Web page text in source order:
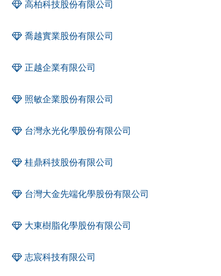
高柏科技股份有限公司
喬越實業股份有限公司
正越企業有限公司
照敏企業股份有限公司
台灣永光化學股份有限公司
桂鼎科技股份有限公司
台灣大金先端化學股份有限公司
大東樹脂化學股份有限公司
志宸科技有限公司